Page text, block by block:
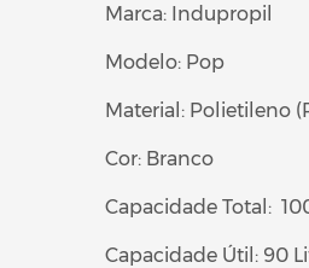
Marca: Indupropil
Modelo: Pop
Material: Polietileno
Cor: Branco
Capacidade Total:
Capacidade Útil: 90